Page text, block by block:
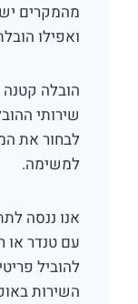
מהמקרים
ואפילו
הובלה
שירותי
לבחור את
למשימה.
עם טנדר או
להוביל
השירות